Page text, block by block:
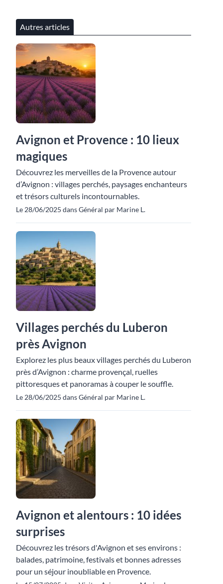
Autres articles
Avignon et Provence : 10 lieux
magiques
Découvrez les merveilles de la Provence autour
d’Avignon : villages perchés, paysages enchanteurs
et trésors culturels incontournables.
Le 28/06/2025 dans Général par Marine L.
Villages perchés du Luberon
près Avignon
Explorez les plus beaux villages perchés du Luberon
près d’Avignon : charme provençal, ruelles
pittoresques et panoramas à couper le souffle.
Le 28/06/2025 dans Général par Marine L.
Avignon et alentours : 10 idées
surprises
Découvrez les trésors d'Avignon et ses environs :
balades, patrimoine, festivals et bonnes adresses
pour un séjour inoubliable en Provence.